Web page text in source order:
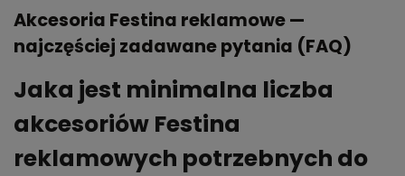
Akcesoria Festina reklamowe —
najczęściej zadawane pytania (FAQ)
Jaka jest minimalna liczba
akcesoriów Festina
reklamowych potrzebnych do